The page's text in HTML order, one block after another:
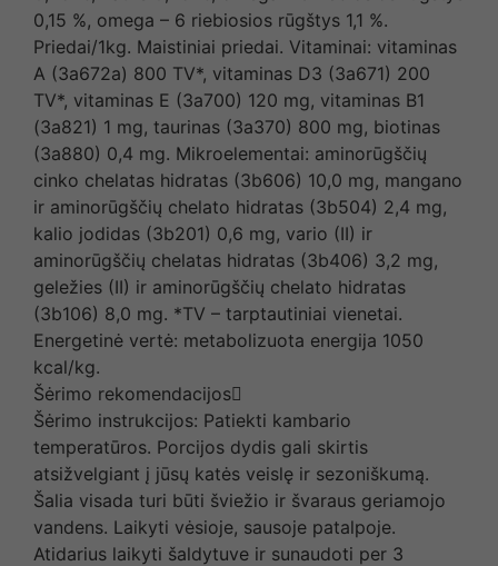
0,15 %, omega – 6 riebiosios rūgštys 1,1 %.
Priedai/1kg. Maistiniai priedai. Vitaminai: vitaminas
A (3a672a) 800 TV*, vitaminas D3 (3a671) 200
TV*, vitaminas E (3a700) 120 mg, vitaminas B1
(3a821) 1 mg, taurinas (3a370) 800 mg, biotinas
(3a880) 0,4 mg. Mikroelementai: aminorūgščių
cinko chelatas hidratas (3b606) 10,0 mg, mangano
ir aminorūgščių chelato hidratas (3b504) 2,4 mg,
kalio jodidas (3b201) 0,6 mg, vario (II) ir
aminorūgščių chelatas hidratas (3b406) 3,2 mg,
geležies (II) ir aminorūgščių chelato hidratas
(3b106) 8,0 mg. *TV – tarptautiniai vienetai.
Energetinė vertė: metabolizuota energija 1050
kcal/kg.
Šėrimo rekomendacijos
Šėrimo instrukcijos: Patiekti kambario
temperatūros. Porcijos dydis gali skirtis
atsižvelgiant į jūsų katės veislę ir sezoniškumą.
Šalia visada turi būti šviežio ir švaraus geriamojo
vandens. Laikyti vėsioje, sausoje patalpoje.
Atidarius laikyti šaldytuve ir sunaudoti per 3